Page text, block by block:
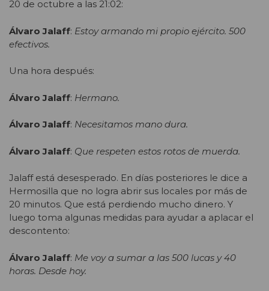
20 de octubre a las 21:02:
Álvaro Jalaff: Estoy armando mi propio ejército. 500
efectivos.
Una hora después:
Álvaro Jalaff: Hermano.
Álvaro Jalaff: Necesitamos mano dura.
Álvaro Jalaff: Que respeten estos rotos de muerda.
Jalaff está desesperado. En días posteriores le dice a
Hermosilla que no logra abrir sus locales por más de
20 minutos. Que está perdiendo mucho dinero. Y
luego toma algunas medidas para ayudar a aplacar el
descontento:
Álvaro Jalaff: Me voy a sumar a las 500 lucas y 40
horas. Desde hoy.